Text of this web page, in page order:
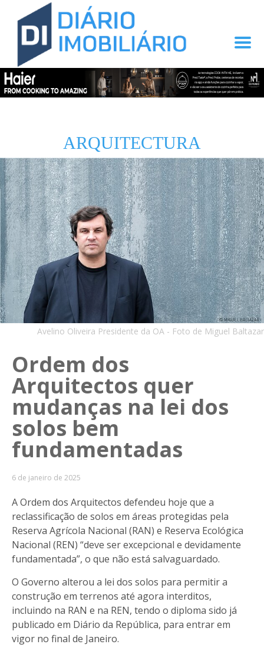
ARQUITECTURA
Avelino Oliveira Presidente da OA - Foto de Miguel Baltazar
Ordem dos
Arquitectos quer
mudanças na lei dos
solos bem
fundamentadas
6 de janeiro de 2025
A Ordem dos Arquitectos defendeu hoje que a
reclassificação de solos em áreas protegidas pela
Reserva Agrícola Nacional (RAN) e Reserva Ecológica
Nacional (REN) “deve ser excepcional e devidamente
fundamentada”, o que não está salvaguardado.
O Governo alterou a lei dos solos para permitir a
construção em terrenos até agora interditos,
incluindo na RAN e na REN, tendo o diploma sido já
publicado em Diário da República, para entrar em
vigor no final de Janeiro.